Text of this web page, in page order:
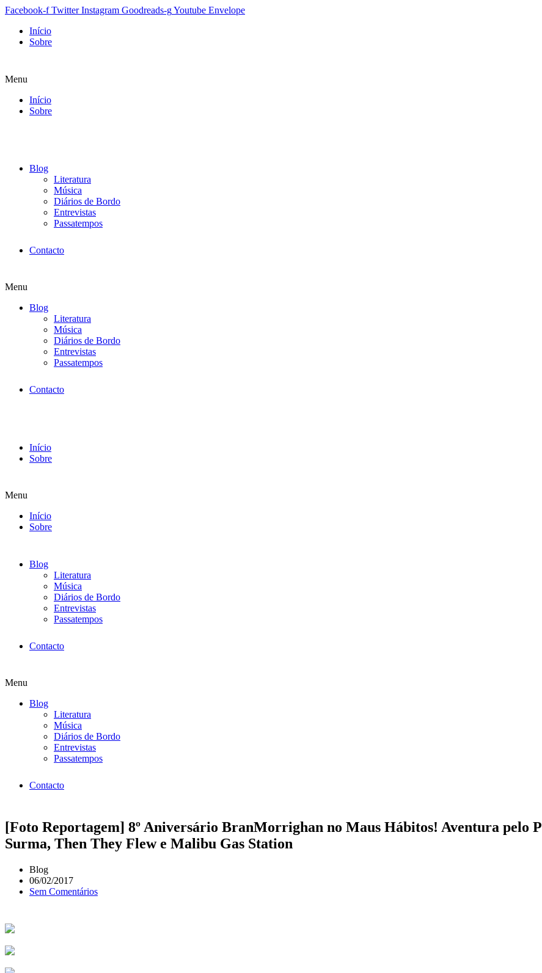
Facebook-f Twitter Instagram Goodreads-gYoutube Envelope
Início
Sobre
Menu
Início
Sobre
Blog
Literatura
Música
Diários de Bordo
Entrevistas
Passatempos
Contacto
Menu
Blog
Literatura
Música
Diários de Bordo
Entrevistas
Passatempos
Contacto
Início
Sobre
Menu
Início
Sobre
Blog
Literatura
Música
Diários de Bordo
Entrevistas
Passatempos
Contacto
Menu
Blog
Literatura
Música
Diários de Bordo
Entrevistas
Passatempos
Contacto
[Foto Reportagem] 8º Aniversário BranMorrighan no Maus Hábitos! Aventura pelo
Surma, Then They Flew e Malibu Gas Station
Blog
06/02/2017
Sem Comentários